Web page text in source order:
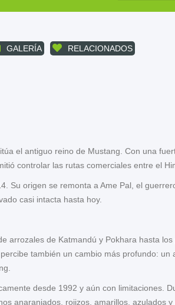
GALERÍA RELACIONADOS
el antiguo reino de Mustang. Con una
controlar las rutas comerciales entre el
Su origen se remonta a Ame Pal, el
casi intacta hasta hoy.
arrozales de Katmandú y Pokhara hasta
también un cambio más profundo: un
desde 1992 y aún con limitaciones.
anaranjados, rojizos, amarillos, azulados